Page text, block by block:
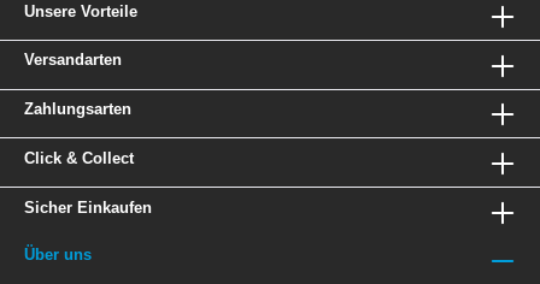
Unsere Vorteile
Versandarten
Zahlungsarten
Click & Collect
Sicher Einkaufen
Über uns